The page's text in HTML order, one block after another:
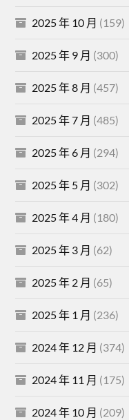
2025 年 10 月 (159)
2025 年 9 月 (300)
2025 年 8 月 (457)
2025 年 7 月 (485)
2025 年 6 月 (294)
2025 年 5 月 (302)
2025 年 4 月 (180)
2025 年 3 月 (62)
2025 年 2 月 (65)
2025 年 1 月 (236)
2024 年 12 月 (374)
2024 年 11 月 (175)
2024 年 10 月 (209)